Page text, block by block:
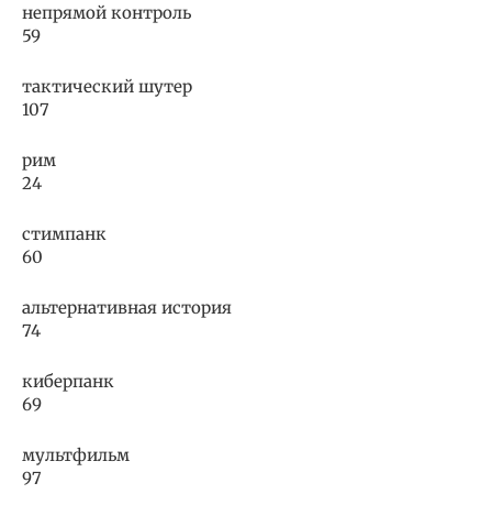
непрямой контроль
59
тактический шутер
107
рим
24
стимпанк
60
альтернативная история
74
киберпанк
69
мультфильм
97